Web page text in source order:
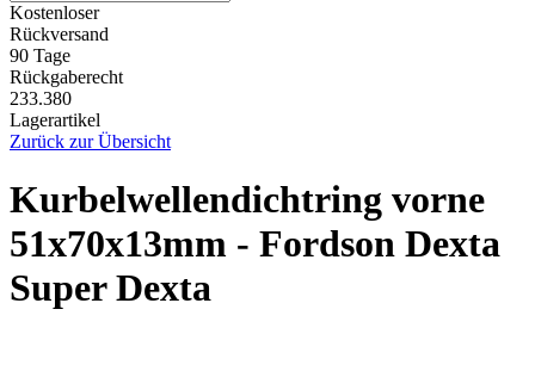
Kostenloser
Rückversand
90 Tage
Rückgaberecht
233.380
Lagerartikel
Zurück zur Übersicht
Kurbelwellendichtring vorne
51x70x13mm - Fordson Dexta
Super Dexta